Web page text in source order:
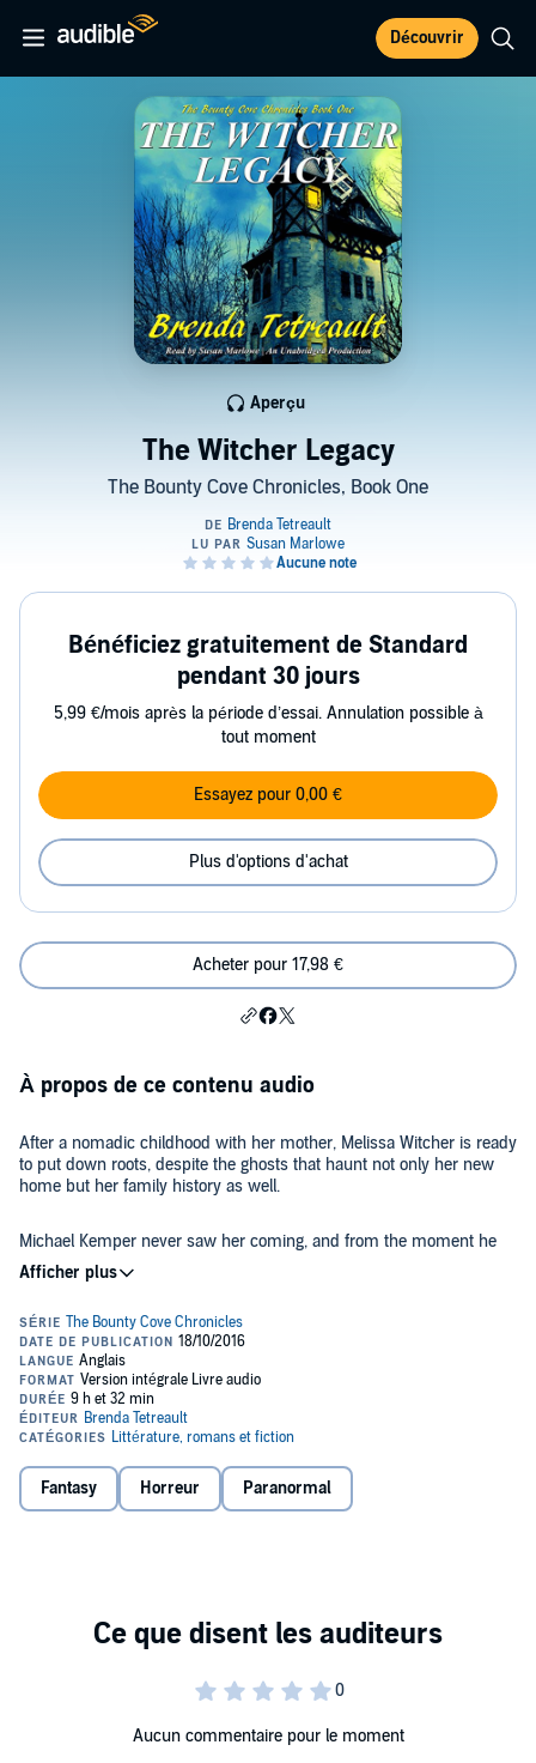
Découvrir
The Witcher Legacy
The Bounty Cove Chronicles, Book One
Aperçu
Bénéficiez gratuitement de Standard
pendant 30 jours
5,99 €/mois après la période d’essai. Annulation possible à
tout moment
Essayez pour 0,00 €
Plus d'options d'achat
Acheter pour 17,98 €
À propos de ce contenu audio
After a nomadic childhood with her mother, Melissa Witcher is ready
to put down roots, despite the ghosts that haunt not only her new
home but her family history as well.
Michael Kemper never saw her coming, and from the moment he
meets Melissa Witcher, he finds himself ready to do whatever it
takes to stay by her side.
When evil threatens not only their happiness but also their lives,
Michael and Melissa will find themselves fighting for everything they
hold dear.
Can love conquer all, or will the evil that sleeps deep within the old
©2016 Brenda Tetreault (P)2016 Brenda Tetreault
Fantasy Horreur Paranormal
Aucun commentaire pour le moment